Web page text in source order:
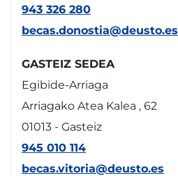
943 326 280
becas.donostia@deusto.es
GASTEIZ SEDEA
Egibide-Arriaga
Arriagako Atea Kalea , 62
01013 - Gasteiz
945 010 114
becas.vitoria@deusto.es